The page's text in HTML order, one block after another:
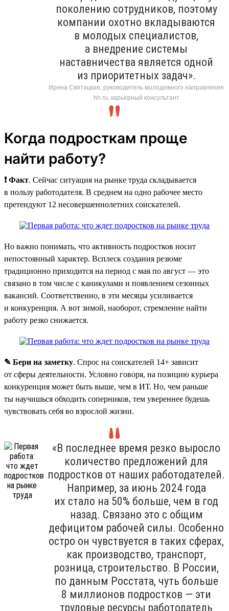
поколению сотрудников, поэтому
компании охотно вкладываются
в молодых специалистов,
а внедрение системы
наставничества является одной
из приоритетных задач».
Ирина Святицкая, руководитель молодежного направления
hh.ru, карьерный консультант
Когда подросткам проще
найти работу?
❗ Факт. Сейчас ситуация на рынке труда складывается
в пользу работодателя. В среднем на одно рабочее место
претендуют 12 несовершеннолетних соискателей.
Но важно понимать, что активность подростков носит
непостоянный характер. Всплеск создания резюме
традиционно приходится на период с мая по август — это
связано в том числе с каникулами и появлением сезонных
вакансий. Соответственно, в эти месяцы усиливается
и конкуренция. А вот зимой, наоборот, стремление найти
работу резко снижается.
✎ Бери на заметку. Спрос на соискателей 14+ зависит
от сферы деятельности. Условно говоря, на позицию курьера
конкуренция может быть выше, чем в ИТ. Но, чем раньше
ты научишься обходить соперников, тем увереннее будешь
чувствовать себя во взрослой жизни.
«В последнее время резко выросло
количество предложений для
подростков от наших работодателей.
Например, за июнь 2024 года
их стало на 50% больше, чем в год
назад. Связано это с общим
дефицитом рабочей силы. Особенно
остро он чувствуется в таких сферах,
как производство, транспорт,
розница, строительство. В России,
по данным Росстата, чуть больше
8 миллионов подростков — эти
трудовые ресурсы работодатель